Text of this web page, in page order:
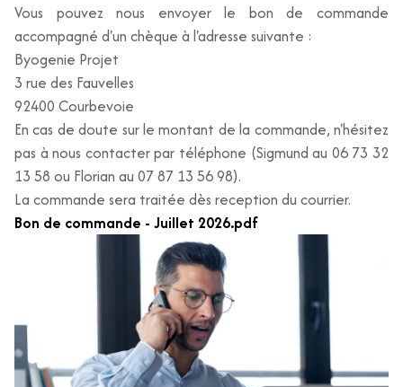
Vous pouvez nous envoyer le bon de commande
accompagné d'un chèque à l'adresse suivante :
Byogenie Projet
3 rue des Fauvelles
92400 Courbevoie
En cas de doute sur le montant de la commande, n'hésitez
pas à nous contacter par téléphone (Sigmund au 06 73 32
13 58 ou Florian au 07 87 13 56 98).
La commande sera traitée dès reception du courrier.
Bon de commande - Juillet 2026.pdf